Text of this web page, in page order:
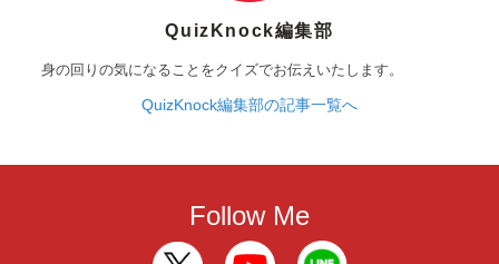
QuizKnock編集部
身の回りの気になることをクイズでお伝えいたします。
QuizKnock編集部の記事一覧へ
Follow Me